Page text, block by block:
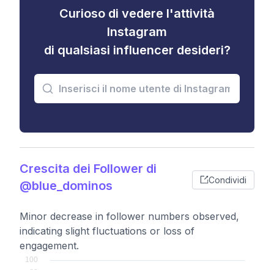
Curioso di vedere l'attività
Instagram
di qualsiasi influencer desideri?
Crescita dei Follower di
@blue_dominos
Condividi
Minor decrease in follower numbers observed,
indicating slight fluctuations or loss of
engagement.